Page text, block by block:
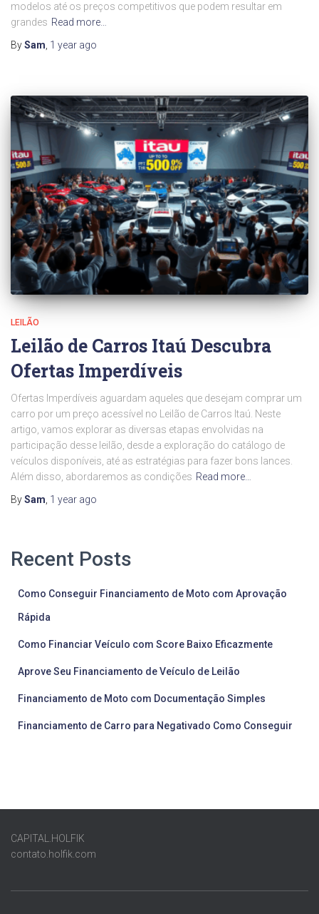
modelos até os preços competitivos que podem resultar em
grandes Read more…
BySam, 1 year ago
LEILÃO
Leilão de Carros Itaú Descubra
Ofertas Imperdíveis
Ofertas Imperdíveis aguardam aqueles que desejam comprar um
carro por um preço acessível no Leilão de Carros Itaú. Neste
artigo, vamos explorar as diversas etapas envolvidas na
participação desse leilão, desde a exploração do catálogo de
veículos disponíveis, até as estratégias para fazer bons lances.
Além disso, abordaremos as condições Read more…
BySam 1 year ago
Recent Posts
Como Conseguir Financiamento de Moto com Aprovação
Rápida
Como Financiar Veículo com Score Baixo Eficazmente
Aprove Seu Financiamento de Veículo de Leilão
Financiamento de Moto com Documentação Simples
Financiamento de Carro para Negativado Como Conseguir
CAPITAL.HOLFIK
contato.holfik.com